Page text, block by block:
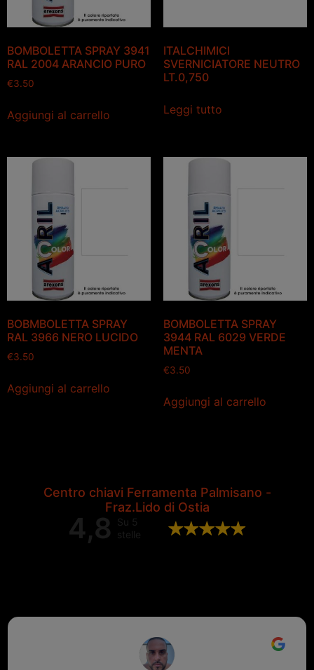
BOMBOLETTA SPRAY 3941
RAL 2004 ARANCIO PURO
€3.50
Aggiungi al carrello
ITALCHIMICI
SVERNICIATORE NEUTRO
LT.0,750
Leggi tutto
BOBMBOLETTA SPRAY
RAL 3966 NERO LUCIDO
€3.50
Aggiungi al carrello
BOMBOLETTA SPRAY
3944 RAL 6029 VERDE
MENTA
€3.50
Aggiungi al carrello
Centro chiavi Ferramenta Palmisano -
Fraz.Lido di Ostia
4,8
Su 5
stelle